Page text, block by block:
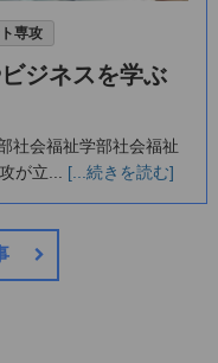
専攻
ジネスを学ぶ
社会福祉学部社会福祉
が立... [...続きを読む]